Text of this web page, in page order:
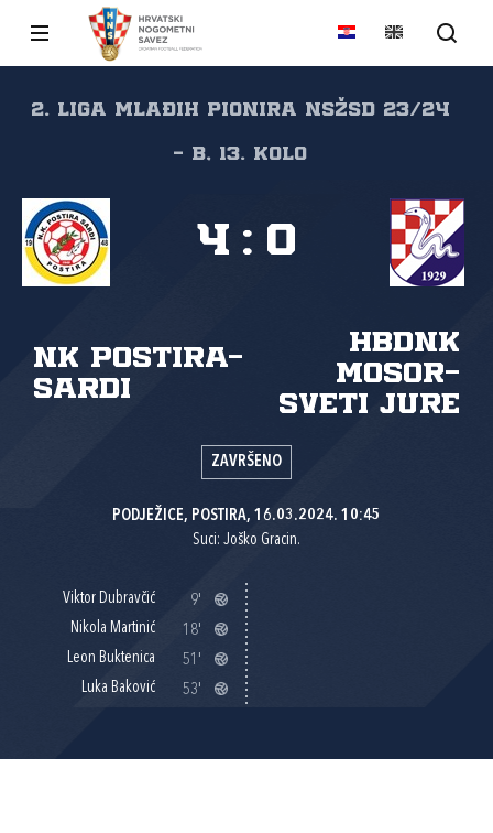
2. liga mlađih pionira NSŽSD 23/24
- B, 13. kolo
NK Postira-
Sardi
HBDNK
Mosor-
Sveti Jure
4 : 0
ZAVRŠENO
PODJEŽICE, POSTIRA, 16.03.2024. 10:45
Suci: Joško Gracin.
Viktor Dubravčić
9'
Nikola Martinić
18'
Leon Buktenica
51'
Luka Baković
53'